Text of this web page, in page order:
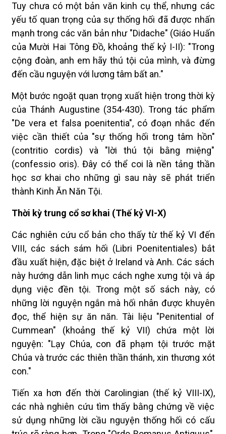
Tuy chưa có một bản văn kinh cụ thể, nhưng các
yếu tố quan trọng của sự thống hối đã được nhấn
mạnh trong các văn bản như "Didache" (Giáo Huấn
của Mười Hai Tông Đồ, khoảng thế kỷ I-II): "Trong
cộng đoàn, anh em hãy thú tội của mình, và đừng
đến cầu nguyện với lương tâm bất an."
Một bước ngoặt quan trọng xuất hiện trong thời kỳ
của Thánh Augustine (354-430). Trong tác phẩm
"De vera et falsa poenitentia", có đoạn nhắc đến
việc cần thiết của "sự thống hối trong tâm hồn"
(contritio cordis) và "lời thú tội bằng miệng"
(confessio oris). Đây có thể coi là nền tảng thần
học sơ khai cho những gì sau này sẽ phát triển
thành Kinh Ăn Năn Tội.
Thời kỳ trung cổ sơ khai (Thế kỷ VI-X)
Các nghiên cứu cổ bản cho thấy từ thế kỷ VI đến
VIII, các sách sám hối (Libri Poenitentiales) bắt
đầu xuất hiện, đặc biệt ở Ireland và Anh. Các sách
này hướng dẫn linh mục cách nghe xưng tội và áp
dụng việc đền tội. Trong một số sách này, có
những lời nguyện ngắn mà hối nhân được khuyên
đọc, thể hiện sự ăn năn. Tài liệu "Penitential of
Cummean" (khoảng thế kỷ VII) chứa một lời
nguyện: "Lạy Chúa, con đã phạm tội trước mặt
Chúa và trước các thiên thần thánh, xin thương xót
con."
Tiến xa hơn đến thời Carolingian (thế kỷ VIII-IX),
các nhà nghiên cứu tìm thấy bằng chứng về việc
sử dụng những lời cầu nguyện thống hối có cấu